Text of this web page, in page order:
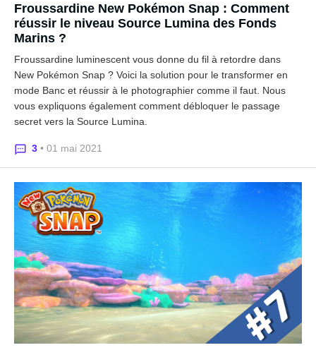
Froussardine New Pokémon Snap : Comment
réussir le niveau Source Lumina des Fonds
Marins ?
Froussardine luminescent vous donne du fil à retordre dans
New Pokémon Snap ? Voici la solution pour le transformer en
mode Banc et réussir à le photographier comme il faut. Nous
vous expliquons également comment débloquer le passage
secret vers la Source Lumina.
3 • 01 mai 2021